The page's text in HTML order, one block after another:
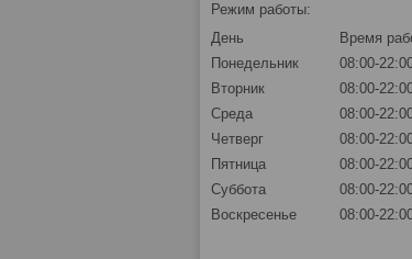
Режим работы:
День
Время
Понедельник
08:00-
Вторник
08:00-
Среда
08:00-
Четверг
08:00-
Пятница
08:00-
Суббота
08:00-
Воскресенье
08:00-